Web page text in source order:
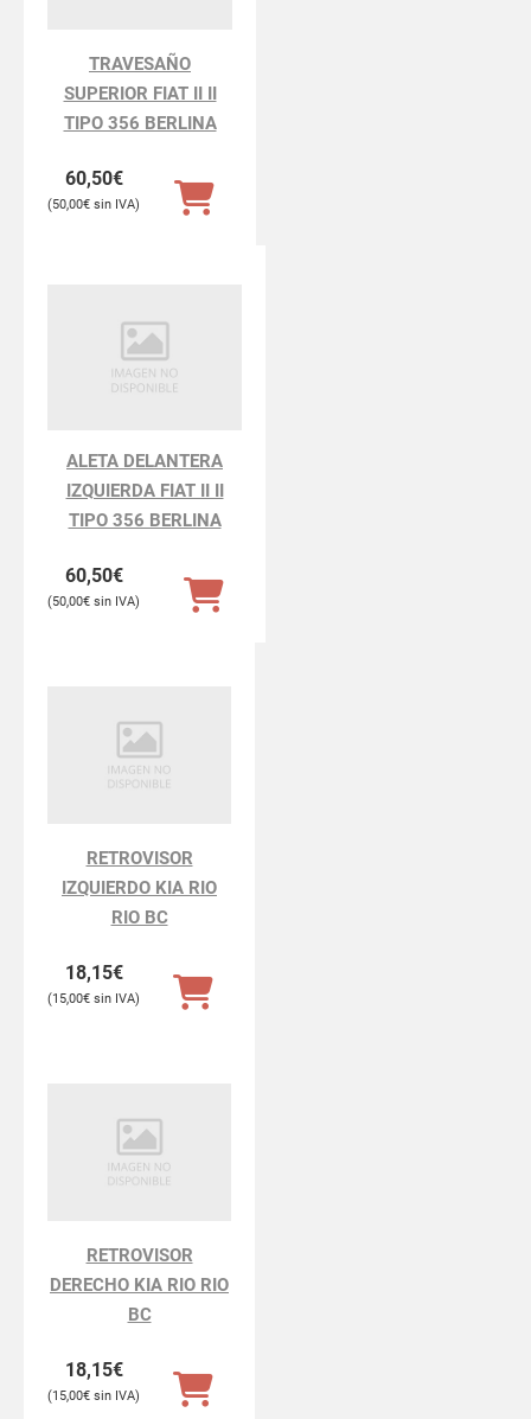
TRAVESAÑO
SUPERIOR FIAT II II
TIPO 356 BERLINA
60,50€
50,00€
ALETA DELANTERA
IZQUIERDA FIAT II II
TIPO 356 BERLINA
60,50€
50,00€
RETROVISOR
IZQUIERDO KIA RIO
RIO BC
18,15€
15,00€
RETROVISOR
DERECHO KIA RIO RIO
BC
18,15€
15,00€